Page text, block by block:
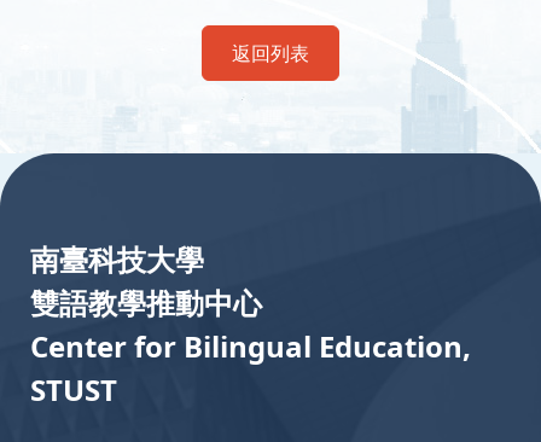
返回列表
南臺科技大學
雙語教學推動中心
Center for Bilingual Education,
STUST